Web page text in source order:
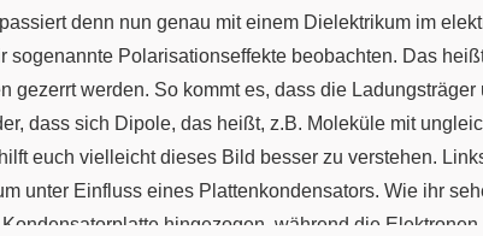
denn nun genau mit einem Dielektrikum im
sogenannte Polarisationseffekte beobachten. Das
gezerrt werden. So kommt es, dass die
dass sich Dipole, das heißt, z.B. Moleküle mit
euch vielleicht dieses Bild besser zu verstehen.
unter Einfluss eines Plattenkondensators. Wie ihr
hingezogen, während die